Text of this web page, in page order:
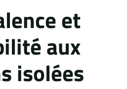
et
aux
isolées